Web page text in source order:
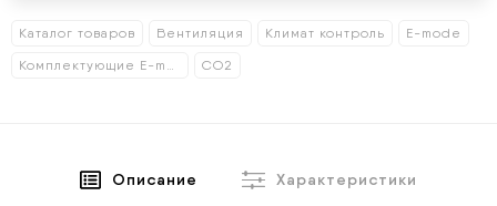
Каталог товаров Вентиляция Климат контроль E-mode
Комплектующие E-mode СО2
Описание
Характеристики